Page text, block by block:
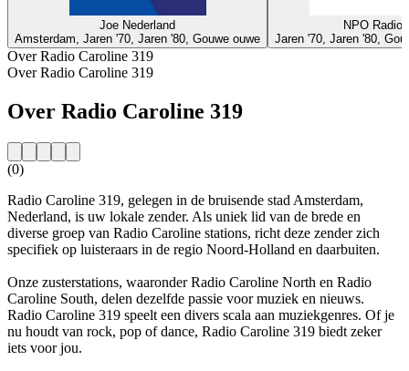
Joe Nederland
Amsterdam, Jaren '70, Jaren '80, Gouwe ouwe
NPO Radio
Jaren '70, Jaren '80,
Over Radio Caroline 319
Over Radio Caroline 319
Over Radio Caroline 319
(0)
Radio Caroline 319, gelegen in de bruisende stad Amsterdam,
Nederland, is uw lokale zender. Als uniek lid van de brede en
diverse groep van Radio Caroline stations, richt deze zender zich
specifiek op luisteraars in de regio Noord-Holland en daarbuiten.
Onze zusterstations, waaronder Radio Caroline North en Radio
Caroline South, delen dezelfde passie voor muziek en nieuws.
Radio Caroline 319 speelt een divers scala aan muziekgenres. Of je
nu houdt van rock, pop of dance, Radio Caroline 319 biedt zeker
iets voor jou.